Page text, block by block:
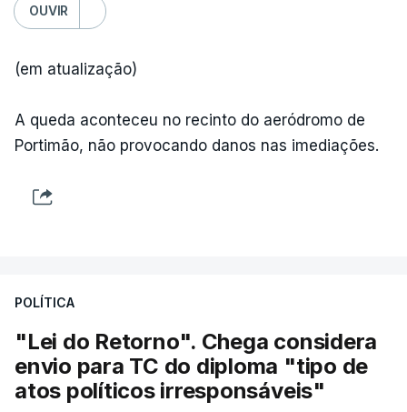
OUVIR
(em atualização)
A queda aconteceu no recinto do aeródromo de
Portimão, não provocando danos nas imediações.
POLÍTICA
"Lei do Retorno". Chega considera
envio para TC do diploma "tipo de
atos políticos irresponsáveis"